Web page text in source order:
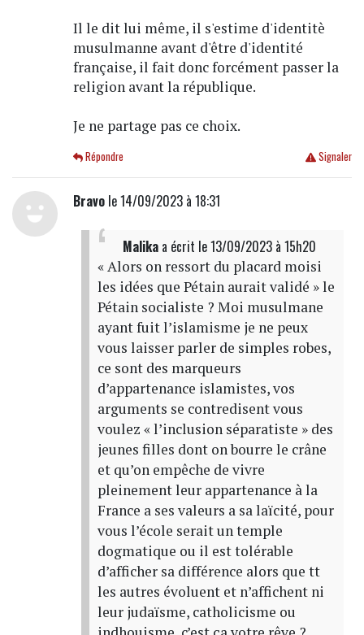
Il le dit lui même, il s'estime d'identitè
musulmanne avant d'être d'identité
française, il fait donc forcément passer la
religion avant la république.
Je ne partage pas ce choix.
Signaler
Répondre
Bravole 14/09/2023 à 18:31
Malikaa écrit le 13/09/2023 à 15h20
« Alors on ressort du placard moisi
les idées que Pétain aurait validé » le
Pétain socialiste ? Moi musulmane
ayant fuit l’islamisme je ne peux
vous laisser parler de simples robes,
ce sont des marqueurs
d’appartenance islamistes, vos
arguments se contredisent vous
voulez « l’inclusion séparatiste » des
jeunes filles dont on bourre le crâne
et qu’on empêche de vivre
pleinement leur appartenance à la
France a ses valeurs a sa laïcité, pour
vous l’école serait un temple
dogmatique ou il est tolérable
d’afficher sa différence alors que tt
les autres évoluent et n’affichent ni
leur judaïsme, catholicisme ou